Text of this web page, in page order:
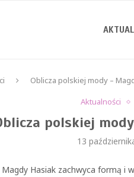
Oblicza polskiej mody –
Aktualności
polskiej
13
Hasiak zachwyca formą i